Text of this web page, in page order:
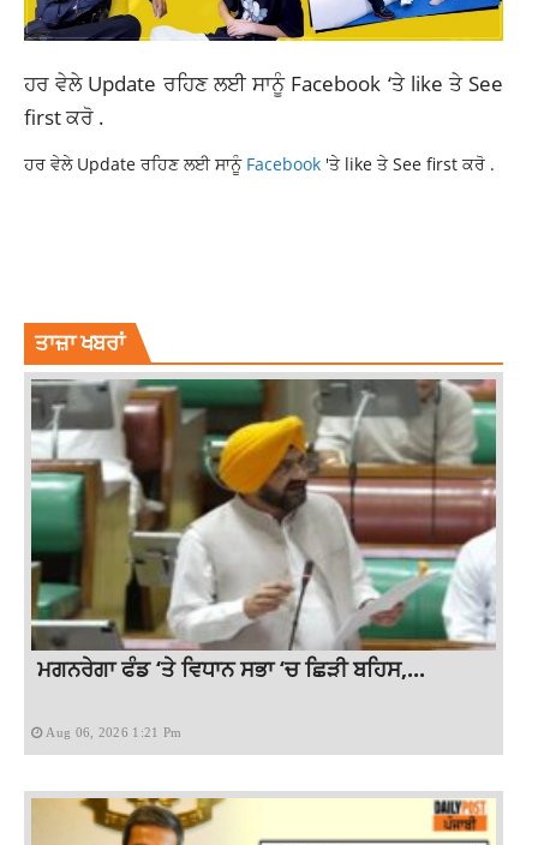
ਹਰ ਵੇਲੇ Update ਰਹਿਣ ਲਈ ਸਾਨੂੰ Facebook ‘ਤੇ like ਤੇ See
first ਕਰੋ .
ਹਰ ਵੇਲੇ Update ਰਹਿਣ ਲਈ ਸਾਨੂੰ Facebook 'ਤੇ like ਤੇ See first ਕਰੋ .
ਤਾਜ਼ਾ ਖਬਰਾਂ
ਮਗਨਰੇਗਾ ਫੰਡ ‘ਤੇ ਵਿਧਾਨ ਸਭਾ ‘ਚ ਛਿੜੀ ਬਹਿਸ,...
Aug 06, 2026 1:21 Pm